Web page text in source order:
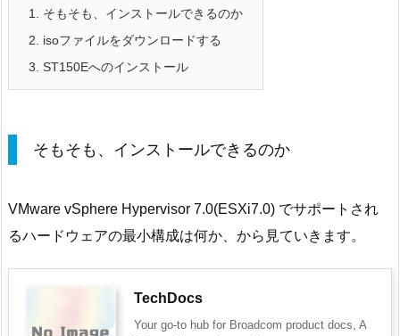
1. そもそも、インストールできるのか
2. isoファイルをダウンロードする
3. ST150Eへのインストール
そもそも、インストールできるのか
VMware vSphere Hypervisor 7.0(ESXi7.0) でサポートされ
るハードウェアの最小構成は何か、から見ていきます。
TechDocs
Your go-to hub for Broadcom product docs, A